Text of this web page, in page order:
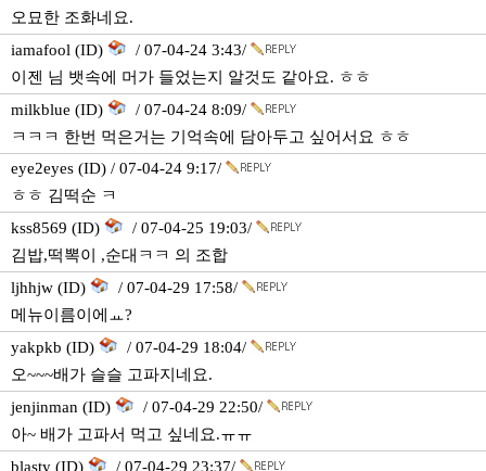
오묘한 조화네요.
iamafool (ID)
/ 07-04-24 3:43/
이젠 님 뱃속에 머가 들었는지 알것도 같아요. ㅎㅎ
milkblue (ID)
/ 07-04-24 8:09/
ㅋㅋㅋ 한번 먹은거는 기억속에 담아두고 싶어서요 ㅎㅎ
eye2eyes (ID) / 07-04-24 9:17/
ㅎㅎ 김떡순 ㅋ
kss8569 (ID)
/ 07-04-25 19:03/
김밥,떡뽁이 ,순대ㅋㅋ 의 조합
ljhhjw (ID)
/ 07-04-29 17:58/
메뉴이름이에ㅛ?
yakpkb (ID)
/ 07-04-29 18:04/
오~~~배가 슬슬 고파지네요.
jenjinman (ID)
/ 07-04-29 22:50/
아~ 배가 고파서 먹고 싶네요.ㅠㅠ
blasty (ID)
/ 07-04-29 23:37/